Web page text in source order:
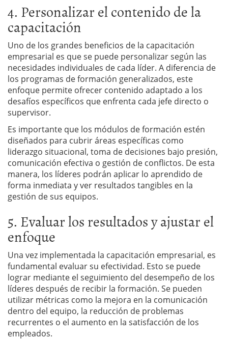
4. Personalizar el contenido de la
capacitación
Uno de los grandes beneficios de la capacitación
empresarial es que se puede personalizar según las
necesidades individuales de cada líder. A diferencia de
los programas de formación generalizados, este
enfoque permite ofrecer contenido adaptado a los
desafíos específicos que enfrenta cada jefe directo o
supervisor.
Es importante que los módulos de formación estén
diseñados para cubrir áreas específicas como
liderazgo situacional, toma de decisiones bajo presión,
comunicación efectiva o gestión de conflictos. De esta
manera, los líderes podrán aplicar lo aprendido de
forma inmediata y ver resultados tangibles en la
gestión de sus equipos.
5. Evaluar los resultados y ajustar el
enfoque
Una vez implementada la capacitación empresarial, es
fundamental evaluar su efectividad. Esto se puede
lograr mediante el seguimiento del desempeño de los
líderes después de recibir la formación. Se pueden
utilizar métricas como la mejora en la comunicación
dentro del equipo, la reducción de problemas
recurrentes o el aumento en la satisfacción de los
empleados.